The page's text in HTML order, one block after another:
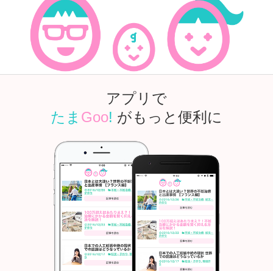
アプリで
たま Goo! がもっと便利に